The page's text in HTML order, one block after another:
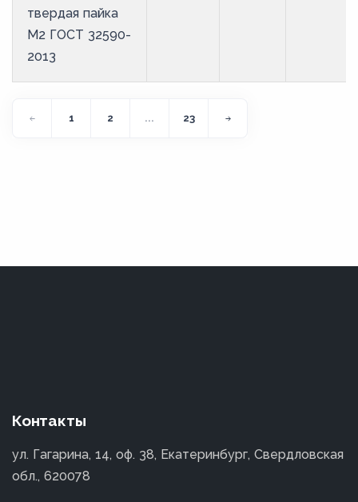
твердая пайка
М2 ГОСТ 32590-
2013
1 2 ... 23
Контакты
ул. Гагарина, 14, оф. 38, Екатеринбург, Свердловская
обл., 620078